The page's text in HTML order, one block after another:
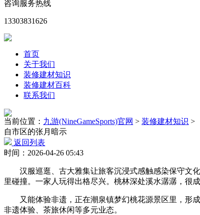
咨询服务热线
13303831626
首页
关于我们
装修建材知识
装修建材百科
联系我们
当前位置： 九游(NineGameSports)官网 > 装修建材知识 >
自市区的张月暗示
返回列表
时间：2026-04-26 05:43
汉服巡逛、古大雅集让旅客沉浸式感触感染保守文化
里碰撞。一家人玩得出格尽兴。桃林深处溪水潺潺，很
又能体验非遗，正在潮泉镇梦幻桃花源景区里，形成
非遗体验、茶旅休闲等多元业态。